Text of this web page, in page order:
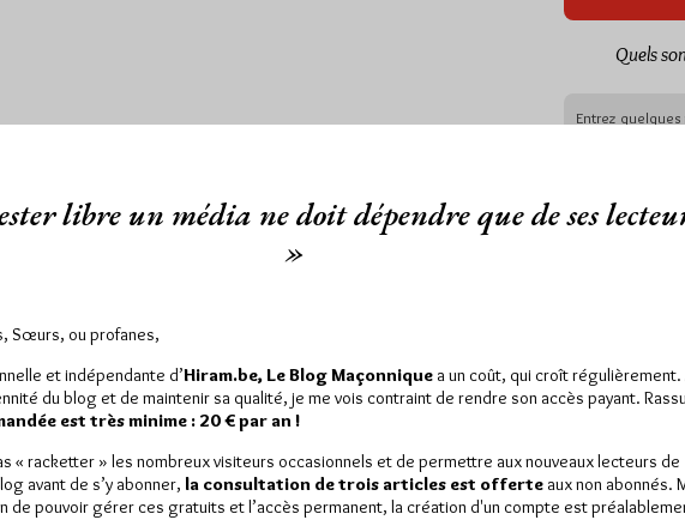
Quels
Abonnement
libre un média ne doit dépendre que de ses
»
Sœurs, ou profanes,
et indépendante d’Hiram.be, Le Blog Maçonnique a un coût, qui croît régulièrement.
du blog et de maintenir sa qualité, je me vois contraint de rendre son accès payant.
est très minime : 20 € par an !
« racketter » les nombreux visiteurs occasionnels et de permettre aux nouveaux lecteurs de
avant de s’y abonner, la consultation de trois articles est offerte aux non abonnés.
de pouvoir gérer ces gratuits et l’accès permanent, la création d'un compte est